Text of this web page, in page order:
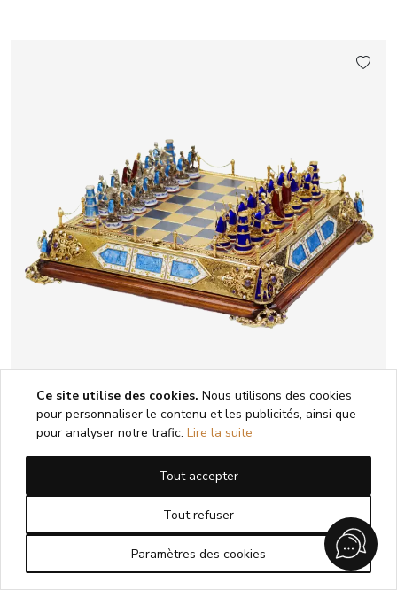
JEU D’ÉCHECS DE STYLE HISTORICISTE
AVEC ÉMAIL. MAÎTRE A. KÖNIG AUTRICHE-
HONGRIE, DÉBUT DU XXe SIÈCLE
Ce site utilise des cookies. Nous utilisons des cookies
pour personnaliser le contenu et les publicités, ainsi que
pour analyser notre trafic. Lire la suite
Tout accepter
Tout refuser
Paramètres des cookies